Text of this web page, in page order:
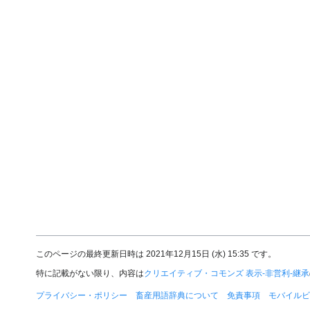
このページの最終更新日時は 2021年12月15日 (水) 15:35 です。
特に記載がない限り、内容はクリエイティブ・コモンズ 表示-非営利-継承
プライバシー・ポリシー 畜産用語辞典について 免責事項 モバイル